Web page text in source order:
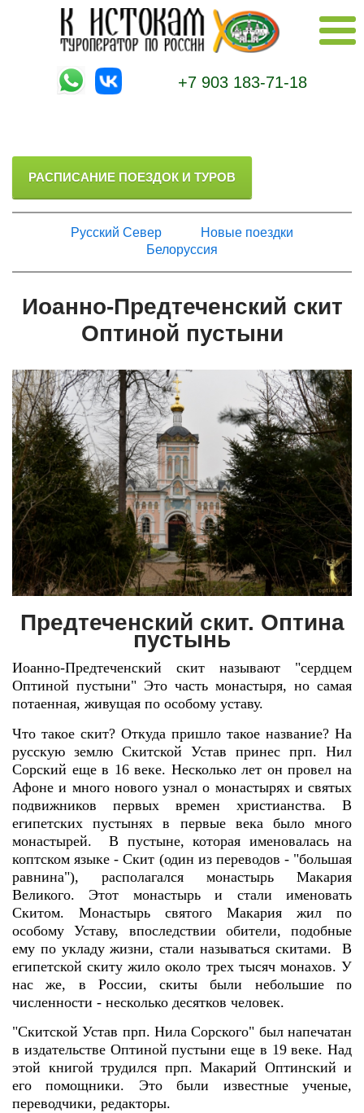
+7 903 183-71-18
РАСПИСАНИЕ ПОЕЗДОК И ТУРОВ
Русский Север
Новые поездки
Белоруссия
Иоанно-Предтеченский скит
Оптиной пустыни
Предтеченский скит. Оптина
пустынь
Иоанно-Предтеченский скит называют "сердцем
Оптиной пустыни" Это часть монастыря, но самая
потаенная, живущая по особому уставу.
Что такое скит? Откуда пришло такое название? На
русскую землю Скитской Устав принес прп. Нил
Сорский еще в 16 веке. Несколько лет он провел на
Афоне и много нового узнал о монастырях и святых
подвижников первых времен христианства. В
египетских пустынях в первые века было много
монастырей. В пустыне, которая именовалась на
коптском языке - Скит (один из переводов - "большая
равнина"), располагался монастырь Макария
Великого. Этот монастырь и стали именовать
Скитом. Монастырь святого Макария жил по
особому Уставу, впоследствии обители, подобные
ему по укладу жизни, стали называться скитами. В
египетской скиту жило около трех тысяч монахов. У
нас же, в России, скиты были небольшие по
численности - несколько десятков человек.
"Скитской Устав прп. Нила Сорского" был напечатан
в издательстве Оптиной пустыни еще в 19 веке. Над
этой книгой трудился прп. Макарий Оптинский и
его помощники. Это были известные ученые,
переводчики, редакторы.